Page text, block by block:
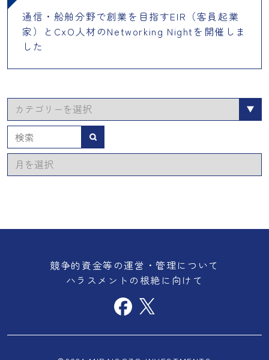
通信・船舶分野で創業を目指すEIR（客員起業
家）とCxO人材のNetworking Nightを開催しま
した
カ
テ
ゴ
リ
ー
ー
競争的資金等の運営・管理について
ハラスメントの根絶に向けて